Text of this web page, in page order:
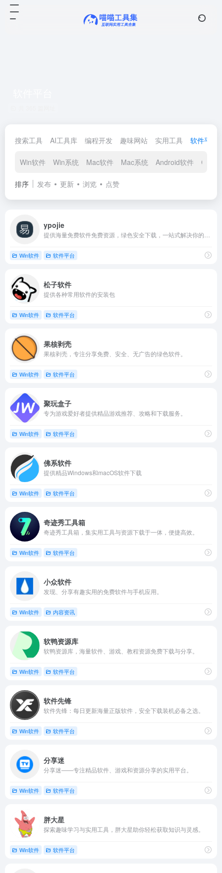
搜索工具 AI工具库 编程开发 趣味网站 实用工具 软件平台
Win软件 Win系统 Mac软件 Mac系统 Android软件
排序 发布 更新 浏览 点赞
ypojie
Win软件 软件平台
松子软件
提供各种常用软件的安装包
Win软件 软件平台
果核剥壳
果核剥壳，专注分享免费、安全、无广告的绿色软件。
Win软件 软件平台
聚玩盒子
专为游戏爱好者提供精品游戏推荐、攻略和下载服务。
Win软件 软件平台
佛系软件
提供精品Windows和macOS软件下载
Win软件 软件平台
奇迹秀工具箱
奇迹秀工具箱，集实用工具与资源下载于一体，便捷高效。
Win软件 软件平台
小众软件
发现、分享有趣实用的免费软件与手机应用。
Win软件 内容资讯
软鸭资源库
软鸭资源库，海量软件、游戏、教程资源免费下载与分享。
Win软件 软件平台
软件先锋
软件先锋：每日更新海量正版软件，安全下载装机必备之选。
Win软件 软件平台
分享迷
分享迷——专注精品软件、游戏和资源分享的实用平台。
Win软件 软件平台
胖大星
探索趣味学习与实用工具，胖大星助你轻松获取知识与灵感。
Win软件 软件平台